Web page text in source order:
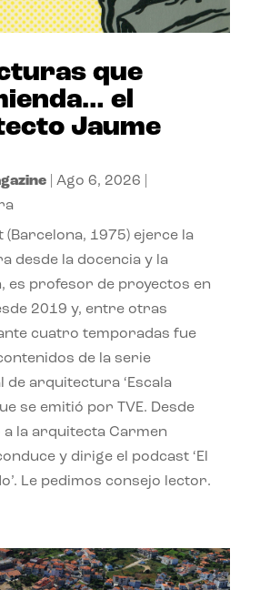
que
el
Jaume
| Ago 6, 2026
(Barcelona, 1975) ejerce la
desde la docencia y la
es profesor de proyectos en
2019 y, entre otras
cuatro temporadas fue
de la serie
de arquitectura ‘Escala
se emitió por TVE. Desde
a la arquitecta Carmen
y dirige el podcast ‘El
Le pedimos consejo lector.